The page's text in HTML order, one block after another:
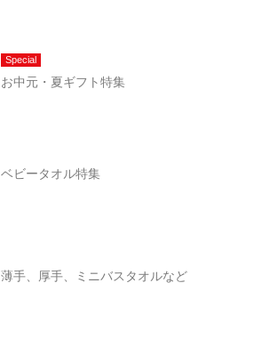
Special
お中元・夏ギフト特集
ベビータオル特集
薄手、厚手、ミニバスタオルなど